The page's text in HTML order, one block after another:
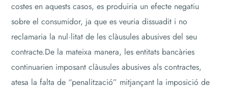
costes en aquests casos, es produiria un efecte negatiu
sobre el consumidor, ja que es veuria dissuadit i no
reclamaria la nul·litat de les clàusules abusives del seu
contracte.De la mateixa manera, les entitats bancàries
continuarien imposant clàusules abusives als contractes,
atesa la falta de “penalització” mitjançant la imposició de